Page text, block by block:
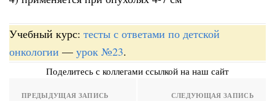
Учебный курс: тесты с ответами по детской
онкологии — урок №23.
Поделитесь с коллегами ссылкой на наш сайт
ПРЕДЫДУЩАЯ ЗАПИСЬ СЛЕДУЮЩАЯ ЗАПИСЬ